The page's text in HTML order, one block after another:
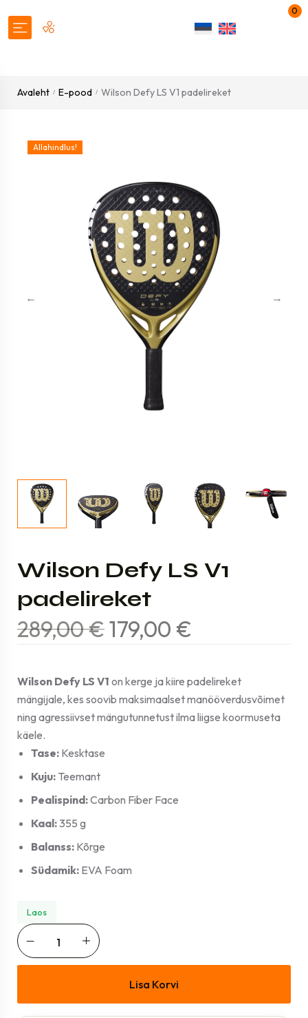
0
Avaleht / E-pood / Wilson Defy LS V1 padelireket
Allahindlus!
Wilson Defy LS V1
padelireket
289,00€179,00 €
Wilson Defy LS V1 on kerge ja kiire padelireket
mängijale, kes soovib maksimaalset manööverdusvõimet
ning agressiivset mängutunnetust ilma liigse koormuseta
käele.
Tase: Kesktase
Kuju: Teemant
Pealispind:Carbon Fiber Face
Kaal:355 g
Balanss: Kõrge
Südamik: EVA Foam
Laos
Lisa Korvi